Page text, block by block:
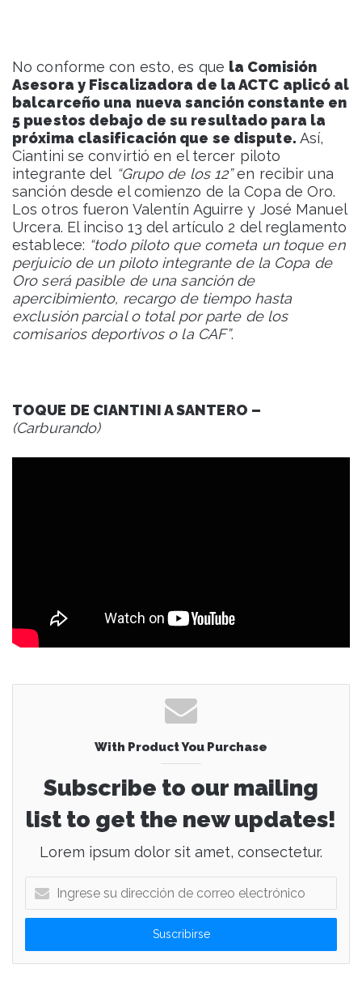
No conforme con esto, es que la Comisión
Asesora y Fiscalizadora de la ACTC aplicó al
balcarceño una nueva sanción constante en
5 puestos debajo de su resultado para la
próxima clasificación que se dispute. Así,
Ciantini se convirtió en el tercer piloto
integrante del “Grupo de los 12”en recibir una
sanción desde el comienzo de la Copa de Oro.
Los otros fueron Valentín Aguirre y José Manuel
Urcera. El inciso 13 del artículo 2 del reglamento
establece: “todo piloto que cometa un toque en
perjuicio de un piloto integrante de la Copa de
Oro será pasible de una sanción de
apercibimiento, recargo de tiempo hasta
exclusión parcial o total por parte de los
comisarios deportivos o la CAF”.
TOQUE DE CIANTINI A SANTERO –
(Carburando)
With Product You Purchase
Subscribe to our mailing
list to get the new updates!
Lorem ipsum dolor sit amet, consectetur.
g
e